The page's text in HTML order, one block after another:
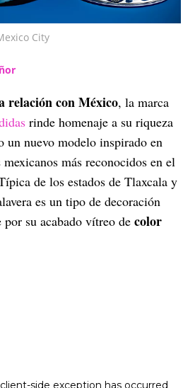
City
relación con México, la marca
rinde homenaje a su riqueza
un nuevo modelo inspirado en
más reconocidos en el
de los estados de Tlaxcala y
es un tipo de decoración
su acabado vítreo de color